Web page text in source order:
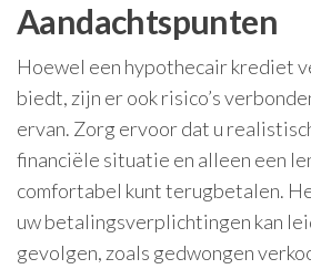
Aandachtspunten
Hoewel een hypothecair krediet
biedt, zijn er ook risico’s
ervan. Zorg ervoor dat u
financiële situatie en alleen een
comfortabel kunt terugbetalen.
uw betalingsverplichtingen kan
gevolgen, zoals gedwongen